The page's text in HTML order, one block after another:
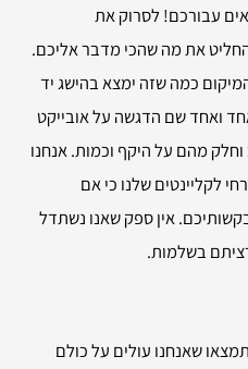
עבורכם! לסרוק את
את מה שהכי מדבר אליכם.
כמה שזה ימצא בהישג יד
ואחד שם הדגשה על אובייקט
מהם על היקף וכמות. אנחנו
לקליינטים שלנו כי אם
אין ספק שאנו נשתדל
בשלמות.
שאנחנו עולים על כולם